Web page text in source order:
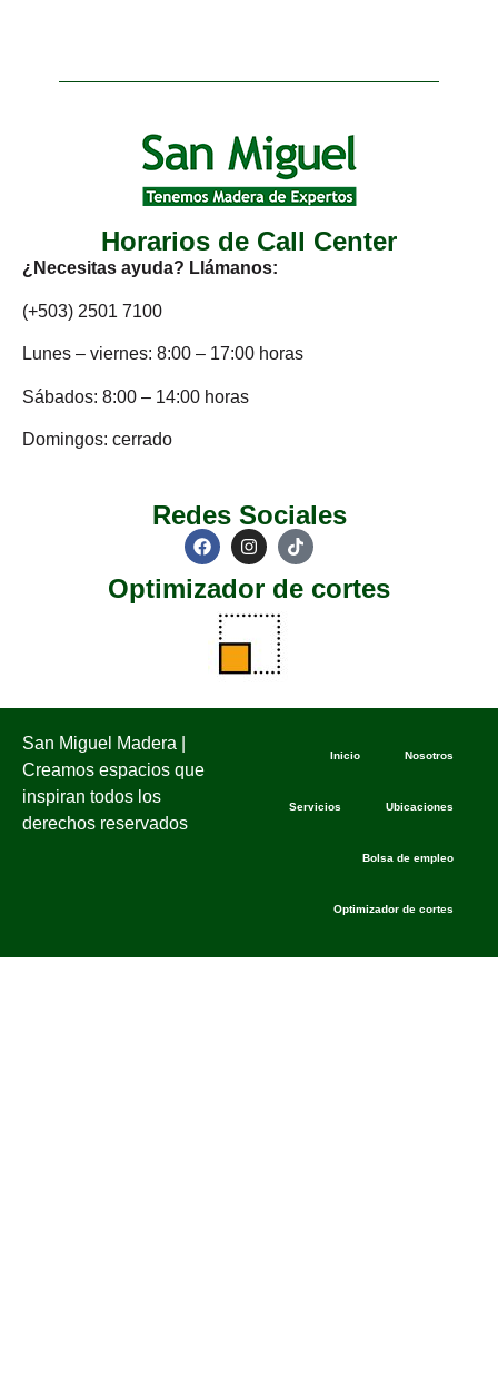
Horarios de Call Center
¿Necesitas ayuda? Llámanos:
(+503) 2501 7100
Lunes – viernes: 8:00 – 17:00 horas
Sábados: 8:00 – 14:00 horas
Domingos: cerrado
Redes Sociales
Optimizador de cortes
San Miguel Madera |
Creamos espacios que
inspiran todos los
derechos reservados
Inicio Nosotros
Servicios Ubicaciones
Bolsa de empleo
Optimizador de cortes